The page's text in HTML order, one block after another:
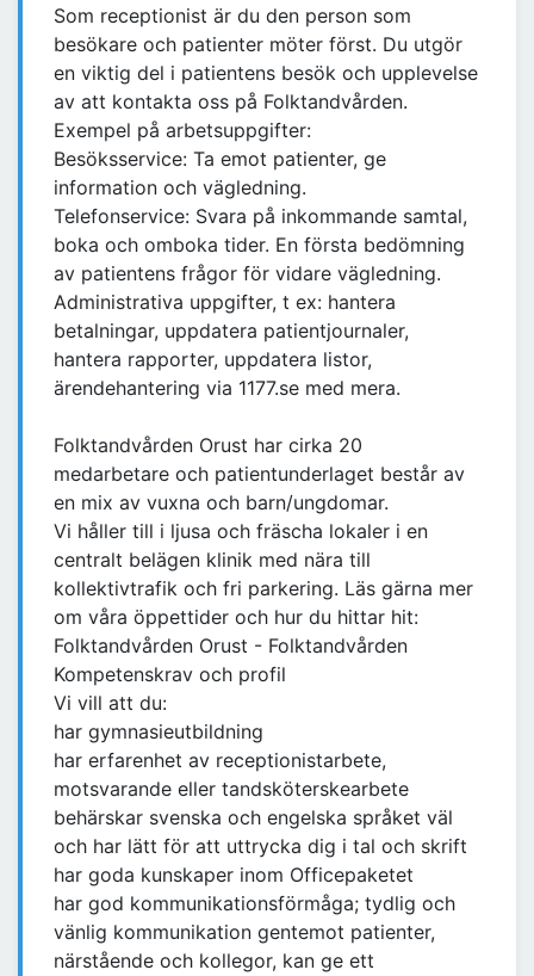
Som receptionist är du den person som
besökare och patienter möter först. Du utgör
en viktig del i patientens besök och upplevelse
av att kontakta oss på Folktandvården.
Exempel på arbetsuppgifter:
Besöksservice: Ta emot patienter, ge
information och vägledning.
Telefonservice: Svara på inkommande samtal,
boka och omboka tider. En första bedömning
av patientens frågor för vidare vägledning.
Administrativa uppgifter, t ex: hantera
betalningar, uppdatera patientjournaler,
hantera rapporter, uppdatera listor,
ärendehantering via 1177.se med mera.
Folktandvården Orust har cirka 20
medarbetare och patientunderlaget består av
en mix av vuxna och barn/ungdomar.
Vi håller till i ljusa och fräscha lokaler i en
centralt belägen klinik med nära till
kollektivtrafik och fri parkering. Läs gärna mer
om våra öppettider och hur du hittar hit:
Folktandvården Orust - Folktandvården
Kompetenskrav och profil
Vi vill att du:
har gymnasieutbildning
har erfarenhet av receptionistarbete,
motsvarande eller tandsköterskearbete
behärskar svenska och engelska språket väl
och har lätt för att uttrycka dig i tal och skrift
har goda kunskaper inom Officepaketet
har god kommunikationsförmåga; tydlig och
vänlig kommunikation gentemot patienter,
närstående och kollegor, kan ge ett